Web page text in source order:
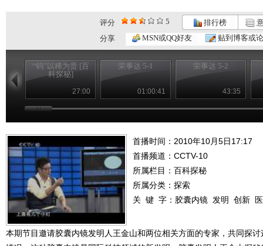
评分 5 排行榜
分享
MSN或QQ好友 贴到博客或
“钨”以稀为贵 [百
科探秘]
27:00
荣事达 5-1
01:00:41
荣事达 5-2
43:35
首播时间：2010年10月5日17:17
首播频道： CCTV-10
所属栏目： 百科探秘
所属分类：探索
关 键 字： 胶囊内镜 发明 创新
本期节目邀请胶囊内镜发明人王金山和两位相关方面的专家，共同探